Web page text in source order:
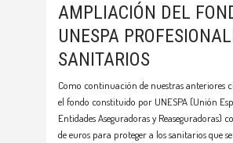
AMPLIACIÓN DEL
UNESPA
SANITARIOS
Como continuación de nuestras anteriores
el fondo constituido por UNESPA (Unión
Entidades Aseguradoras y Reaseguradoras)
de euros para proteger a los sanitarios que